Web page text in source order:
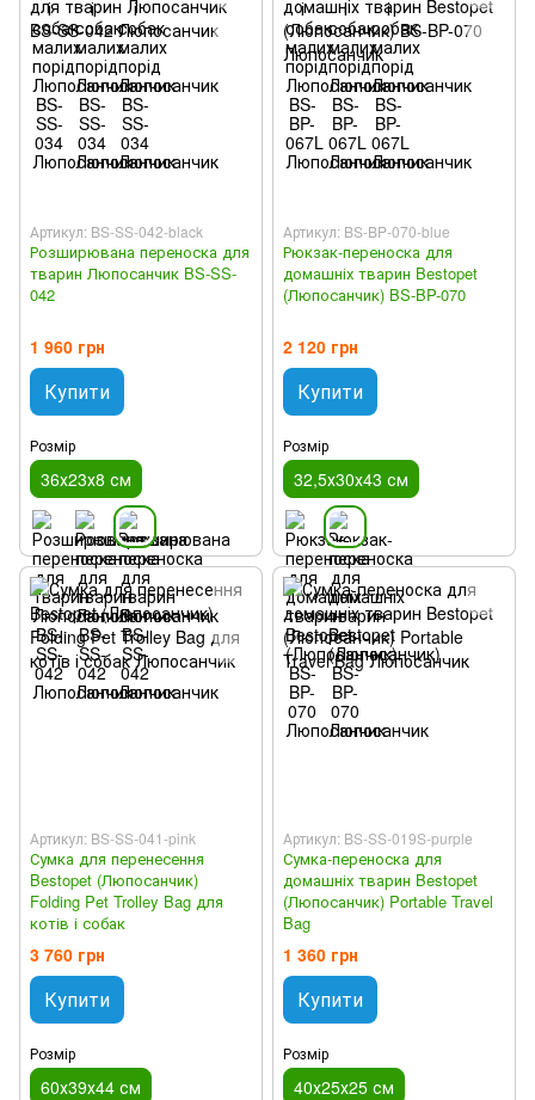
Артикул: BS-SS-042-black
Розширювана переноска для
тварин Люпосанчик BS-SS-
042
1 960 грн
Купити
Розмір
36х23х8 см
Артикул: BS-BP-070-blue
Рюкзак-переноска для
домашніх тварин Bestopet
(Люпосанчик) BS-BP-070
2 120 грн
Купити
Розмір
32,5х30х43 см
Артикул: BS-SS-041-pink
Сумка для перенесення
Bestopet (Люпосанчик)
Folding Pet Trolley Bag для
котів і собак
3 760 грн
Купити
Розмір
60х39х44 см
Артикул: BS-SS-019S-purple
Сумка-переноска для
домашніх тварин Bestopet
(Люпосанчик) Portable Travel
Bag
1 360 грн
Купити
Розмір
40х25х25 см